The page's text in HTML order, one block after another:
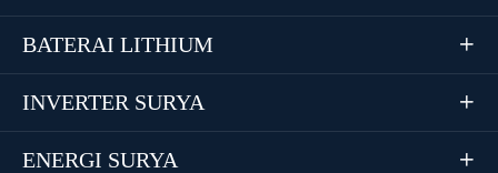
BATERAI LITHIUM 
INVERTER SURYA 
ENERGI SURYA 